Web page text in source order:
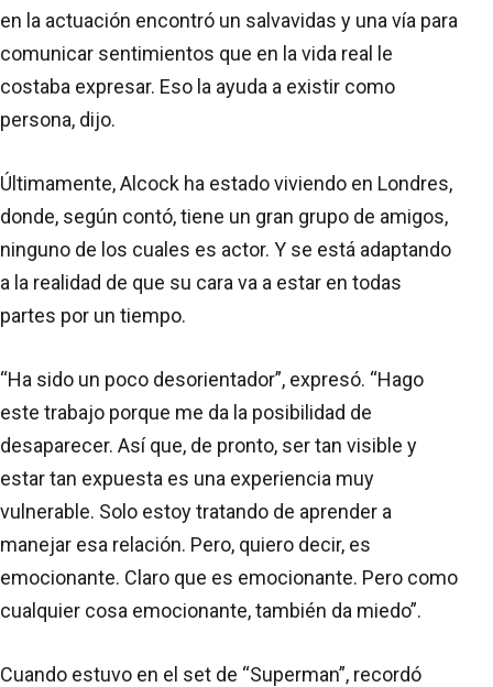
en la actuación encontró un salvavidas y una vía para
comunicar sentimientos que en la vida real le
costaba expresar. Eso la ayuda a existir como
persona, dijo.
Últimamente, Alcock ha estado viviendo en Londres,
donde, según contó, tiene un gran grupo de amigos,
ninguno de los cuales es actor. Y se está adaptando
a la realidad de que su cara va a estar en todas
partes por un tiempo.
“Ha sido un poco desorientador”, expresó. “Hago
este trabajo porque me da la posibilidad de
desaparecer. Así que, de pronto, ser tan visible y
estar tan expuesta es una experiencia muy
vulnerable. Solo estoy tratando de aprender a
manejar esa relación. Pero, quiero decir, es
emocionante. Claro que es emocionante. Pero como
cualquier cosa emocionante, también da miedo”.
Cuando estuvo en el set de “Superman”, recordó